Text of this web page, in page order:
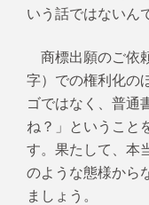
いう話ではないん
商標出願のご依
字）での権利化の
ゴではなく、普通
ね？」ということ
す。 果たして、本
のような態様から
ましょう。